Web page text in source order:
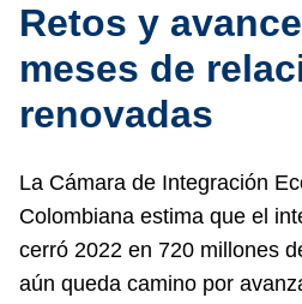
Retos y
meses de
renovadas
La Cámara de Integración
Colombiana estima que el
cerró 2022 en 720 millones
aún queda camino por